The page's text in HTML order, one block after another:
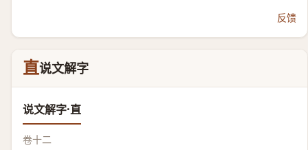
反馈
直说文解字
说文解字·直
卷十二